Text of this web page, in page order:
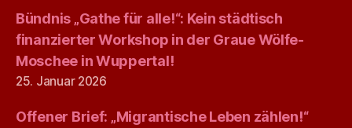
Bündnis „Gathe für alle!“: Kein städtisch
finanzierter Workshop in der Graue Wölfe-
Moschee in Wuppertal!
25. Januar 2026
Offener Brief: „Migrantische Leben zählen!“